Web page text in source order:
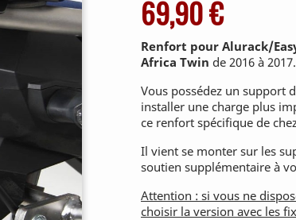
69,90 €
Renfort pour Alurack/
Africa Twin de 2016 à 2017.
Vous possédez un support
installer une charge plus
ce renfort spécifique de
Il vient se monter sur les
soutien supplémentaire à
Attention : si vous ne
choisir la version avec les